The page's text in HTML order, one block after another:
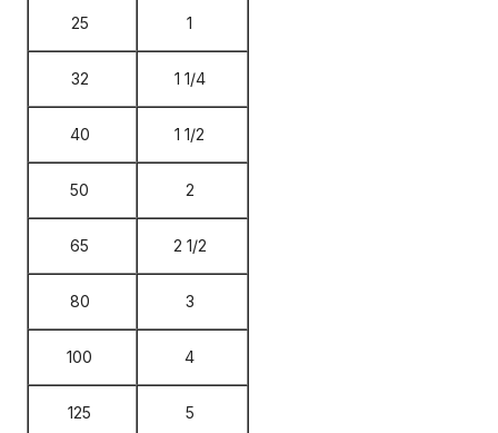
25 1
32 1 1/4
40 1 1/2
50 2
65 2 1/2
80 3
100 4
125 5